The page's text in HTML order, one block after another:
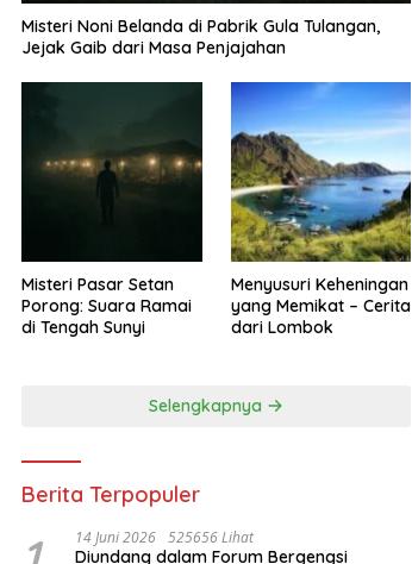
Misteri Noni Belanda di Pabrik Gula Tulangan,
Jejak Gaib dari Masa Penjajahan
Misteri Pasar Setan
Porong: Suara Ramai
di Tengah Sunyi
Menyusuri Keheningan
yang Memikat – Cerita
dari Lombok
Selengkapnya
Berita Terpopuler
14 Juni 2026 525656 Lihat
Diundang dalam Forum Bergengsi